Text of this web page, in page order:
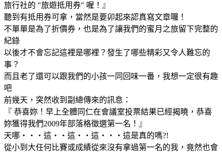
旅行社的 "旅遊抵用券" 喔！』
聽到有抵用券可拿，當然是要卯起來認真寫文章囉！
不單單是為了折價券，也是為了讓我們的蜜月之旅留下完整的
紀錄
以後才不會忘記這裡是哪裡？發生了哪些精彩又令人難忘的
事？
而且老了還可以跟我們的小孩一同回味一番，我想一定很有趣
吧
前幾天，突然收到副總傳來的訊息：
『 恭喜妳！早上全體同仁在會議室投票結果已經揭曉，恭喜
妳獲得我們2009年部落格徵選第一名！』
天哪‧‧‧這‧‧這‧‧這‧‧‧這是真的嗎?!
從小到大任何比賽或成績從來沒有拿過第一名的我，竟然也會